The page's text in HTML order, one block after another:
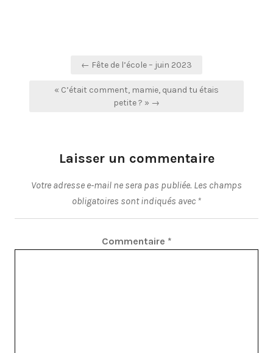
Navigation
l’article
← Fête de l’école – juin 2023
« C’était comment, mamie, quand tu étais
petite ? » →
Laisser un commentaire
Votre adresse e-mail ne sera pas publiée. Les champs
obligatoires sont indiqués avec *
Commentaire *